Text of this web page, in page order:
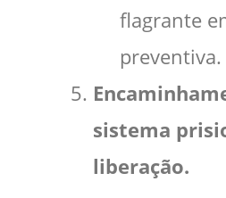
flagrante
preventiva.
sistema
liberação.